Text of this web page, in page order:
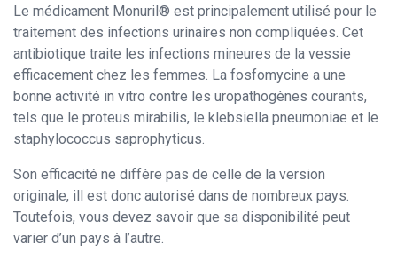
Le médicament Monuril® est principalement utilisé pour le
traitement des infections urinaires non compliquées. Cet
antibiotique traite les infections mineures de la vessie
efficacement chez les femmes. La fosfomycine a une
bonne activité in vitro contre les uropathogènes courants,
tels que le proteus mirabilis, le klebsiella pneumoniae et le
staphylococcus saprophyticus.
Son efficacité ne diffère pas de celle de la version
originale, ill est donc autorisé dans de nombreux pays.
Toutefois, vous devez savoir que sa disponibilité peut
varier d’un pays à l’autre.